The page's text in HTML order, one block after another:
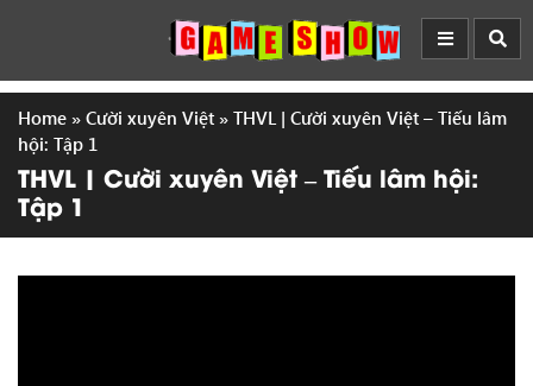
Home » Cười xuyên Việt » THVL | Cười xuyên Việt – Tiếu lâm
hội: Tập 1
THVL | Cười xuyên Việt – Tiếu lâm hội:
Tập 1